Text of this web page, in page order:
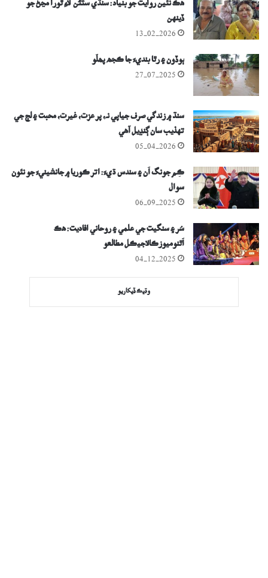
ھڪ نئين روايت جو بنياد: سنڌي سئڻن لاءِ ٿورا مڃڻ جو
ڏينهن
13-02-2026
ٻوڏون ۽ رٿا بنديءَ جا ڪجھ پھلُو
27-07-2025
سنڌ ۾ زندگي صرف جياپي نہ، پر عزت، غيرت، محبت ۽ لڄ جي
تهذيب سان ڳنڍيل آهي
05-04-2026
ڪِم جونگ اُن ۽ سندس ڌيءَ: اتر ڪوريا ۾ جانشينيءَ جو نئون
سوال
06-09-2025
سُر ۽ سنگيت جي علمي ۽ روحاني افاديت: هڪ
اَٿنوميوزڪالاجيڪل مطالعو
04-12-2025
وڌيڪ ڏيکاريو